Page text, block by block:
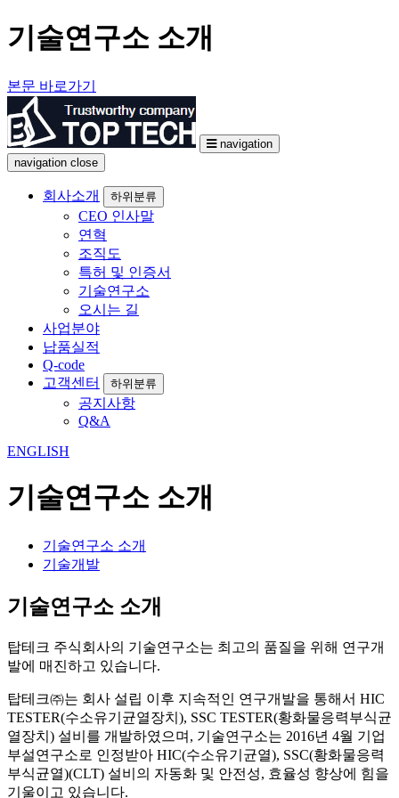
기술연구소 소개
본문 바로가기
navigation
navigation close
회사소개 하위분류
CEO 인사말
연혁
조직도
특허 및 인증서
기술연구소
오시는 길
사업분야
납품실적
Q-code
고객센터
하위분류
공지사항
Q&A
ENGLISH
기술연구소 소개
기술연구소 소개
기술개발
기술연구소 소개
탑테크 주식회사의 기술연구소는 최고의 품질을 위해 연구개
발에 매진하고 있습니다.
탑테크㈜는 회사 설립 이후 지속적인 연구개발을 통해서 HIC
TESTER(수소유기균열장치), SSC TESTER(황화물응력부식균
열장치) 설비를 개발하였으며, 기술연구소는 2016년 4월 기업
부설연구소로 인정받아 HIC(수소유기균열), SSC(황화물응력
부식균열)(CLT) 설비의 자동화 및 안전성, 효율성 향상에 힘을
기울이고 있습니다.